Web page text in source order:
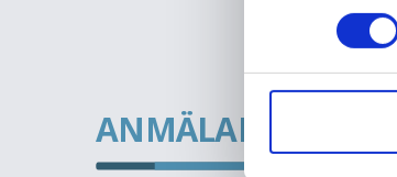
ANMÄLAN